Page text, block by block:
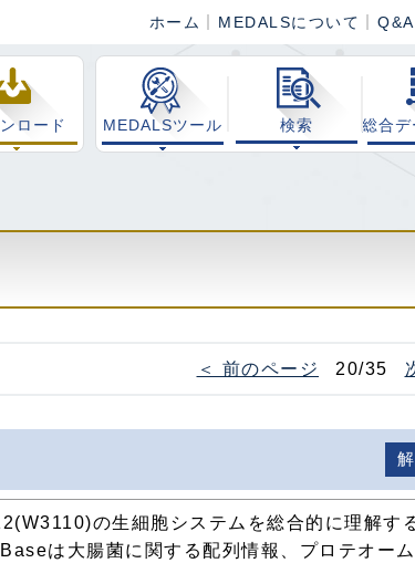
MEDALS
ロード MEDALSツール 総合デ
検索
ホーム MEDALSについて Q&A
20/35
＜ 前のページ
の生細胞システムを総合的に理解す
は大腸菌に関する配列情報、プロテオー